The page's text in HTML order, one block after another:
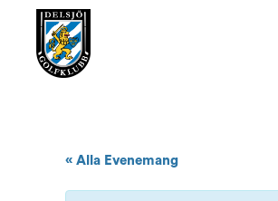
« Alla Evenemang